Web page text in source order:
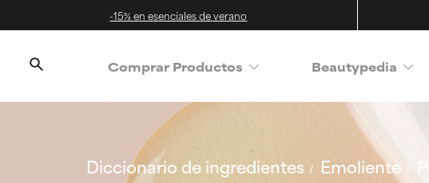
-15% en esenciales de verano
Comprar Productos Beautypedia
Diccionario de ingredientes Emoliente